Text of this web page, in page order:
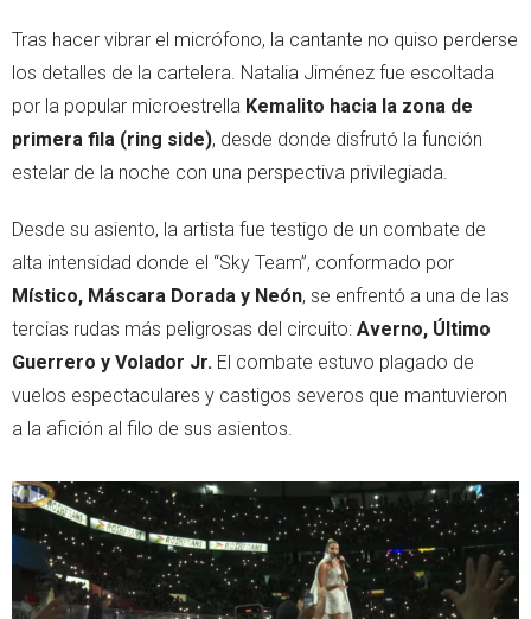
Tras hacer vibrar el micrófono, la cantante no quiso perderse
los detalles de la cartelera. Natalia Jiménez fue escoltada
por la popular microestrella Kemalito hacia la zona de
primera fila (ring side), desde donde disfrutó la función
estelar de la noche con una perspectiva privilegiada.
Desde su asiento, la artista fue testigo de un combate de
alta intensidad donde el “Sky Team”, conformado por
Místico, Máscara Dorada y Neón, se enfrentó a una de las
tercias rudas más peligrosas del circuito: Averno, Último
Guerrero y Volador Jr. El combate estuvo plagado de
vuelos espectaculares y castigos severos que mantuvieron
a la afición al filo de sus asientos.